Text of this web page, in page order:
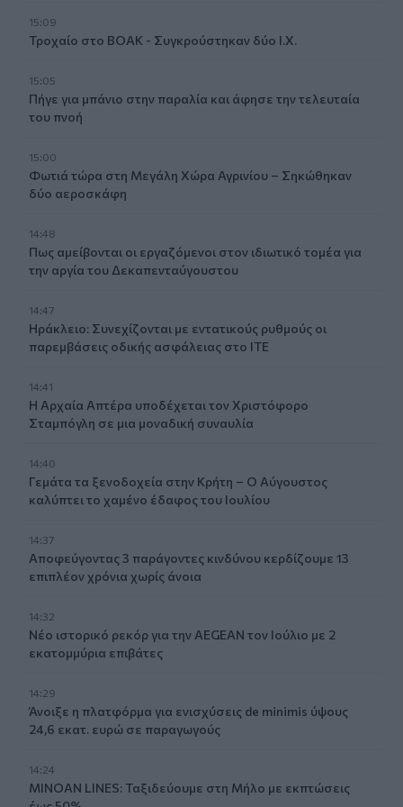
15:09
Τροχαίο στο ΒΟΑΚ - Συγκρούστηκαν δύο Ι.Χ.
15:05
Πήγε για μπάνιο στην παραλία και άφησε την τελευταία
του πνοή
15:00
Φωτιά τώρα στη Μεγάλη Χώρα Αγρινίου – Σηκώθηκαν
δύο αεροσκάφη
14:48
Πως αμείβονται οι εργαζόμενοι στον ιδιωτικό τομέα για
την αργία του Δεκαπενταύγουστου
14:47
Ηράκλειο: Συνεχίζονται με εντατικούς ρυθμούς οι
παρεμβάσεις οδικής ασφάλειας στο ΙΤΕ
14:41
Η Αρχαία Απτέρα υποδέχεται τον Χριστόφορο
Σταμπόγλη σε μια μοναδική συναυλία
14:40
Γεμάτα τα ξενοδοχεία στην Κρήτη – Ο Αύγουστος
καλύπτει το χαμένο έδαφος του Ιουλίου
14:37
Αποφεύγοντας 3 παράγοντες κινδύνου κερδίζουμε 13
επιπλέον χρόνια χωρίς άνοια
14:32
Νέο ιστορικό ρεκόρ για την AEGEAN τον Ιούλιο με 2
εκατομμύρια επιβάτες
14:29
Άνοιξε η πλατφόρμα για ενισχύσεις de minimis ύψους
24,6 εκατ. ευρώ σε παραγωγούς
14:24
MINOAN LINES: Ταξιδεύουμε στη Μήλο με εκπτώσεις